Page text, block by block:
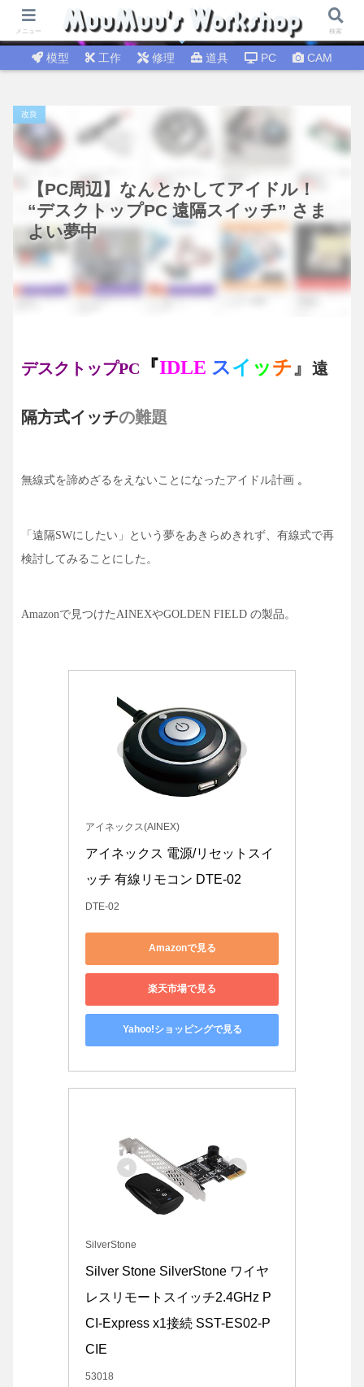
試行錯誤│DIY工作 🛠 DIY修理│温故知新
模型 工作 修理 道具 PC CAM
【PC周辺】なんとかしてアイドル！
“デスクトップPC 遠隔スイッチ” さま
よい夢中
改良
デスクトップPC 『IDLE スイ ッチ』 遠
隔方式イッチの難題
無線式を諦めざるをえないことになったアイドル計画 。
「遠隔SWにしたい」という夢をあきらめきれず、 有線式で再
検討してみることにした。
Amazonで見つけたAINEXやGOLDEN FIELD の製品。
アイネックス(AINEX)
アイネックス 電源/リセットスイ
ッチ 有線リモコン DTE-02
DTE-02
Amazonで見る
楽天市場で見る
Yahoo!ショッピングで見る
SilverStone
Silver Stone SilverStone ワイヤ
レスリモートスイッチ2.4GHz P
CI-Express x1接続 SST-ES02-P
CIE
53018
メニュー 検索